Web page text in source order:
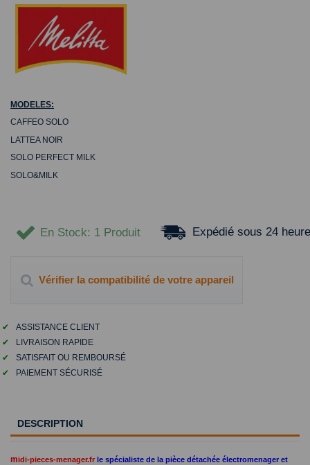
MODELES:
CAFFEO SOLO
LATTEA NOIR
SOLO PERFECT MILK
SOLO&MILK
En Stock: 1 Produit Expédié sous 24
Vérifier la compatibilité de votre appareil
✔
ASSISTANCE CLIENT
✔
LIVRAISON RAPIDE
✔
SATISFAIT OU REMBOURSÉ
✔
PAIEMENT SÉCURISÉ
DESCRIPTION
midi-pieces-menager.fr le spécialiste de la pièce détachée électromenager et